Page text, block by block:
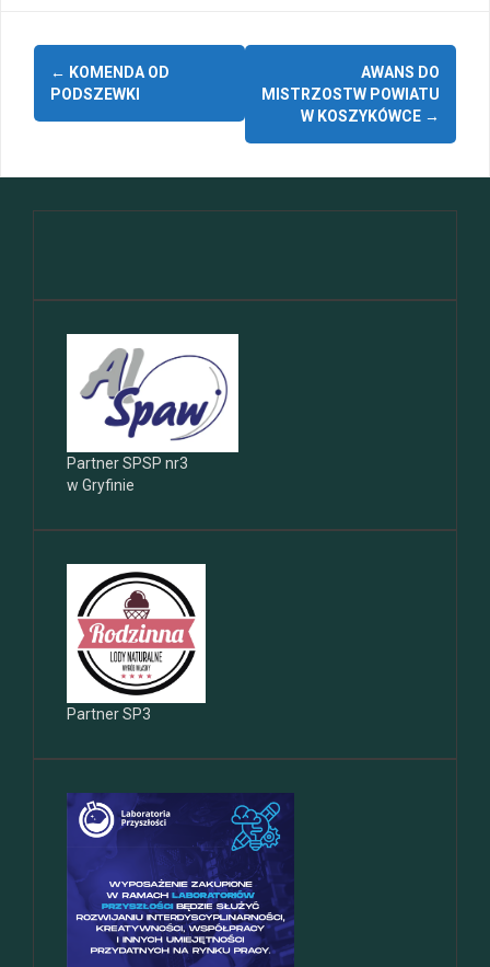
Zobacz
wpisy
← KOMENDA OD
PODSZEWKI
AWANS DO
MISTRZOSTW POWIATU
W KOSZYKÓWCE →
Partner SPSP nr3
w Gryfinie
Partner SP3